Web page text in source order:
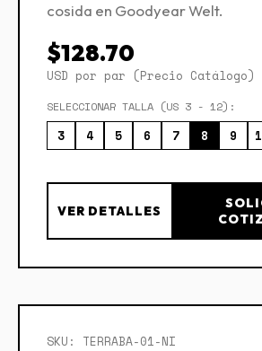
cosida en Goodyear Welt.
$128.70
USD por par (Precio Catálogo)
SELECCIONAR TALLA (US 3 - 12):
3 4 5 6 7 8 9
VER DETALLES
SKU: TERRABA-01-NI